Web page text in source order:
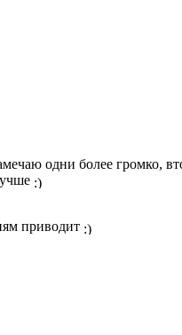
одни более громко,
приводит